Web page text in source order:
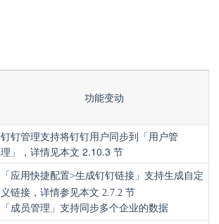
功能变动
钉钉管理支持将钉钉用户同步到「用户管
理」，详情见本文 2.10.3 节
「应用快捷配置>生成钉钉链接」支持生成自定
义链接，详情参见本文 2.7.2 节
「成员管理」支持同步多个企业的数据